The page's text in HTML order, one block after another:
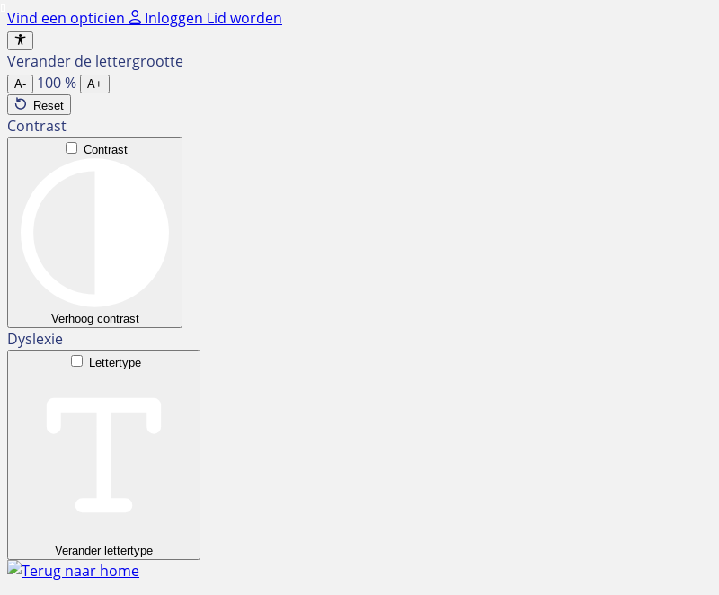
Ga
naar
de
inhoud
Vind een opticien Inloggen Lid worden
Verander de lettergrootte
A- 100%
A+
Reset
Contrast
Contrast
Verhoog contrast
Dyslexie
Lettertype
Verander lettertype